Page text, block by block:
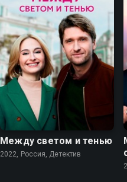
6.9
Между светом и тенью
2022, Россия, Детектив